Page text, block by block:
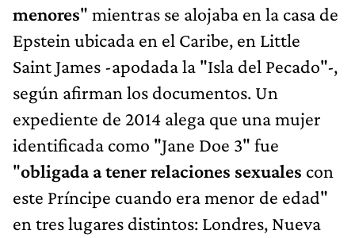
menores" mientras se alojaba en la casa de
Epstein ubicada en el Caribe, en Little
Saint James -apodada la "Isla del Pecado"-,
según afirman los documentos. Un
expediente de 2014 alega que una mujer
identificada como "Jane Doe 3" fue
"obligada a tener relaciones sexuales con
este Príncipe cuando era menor de edad"
en tres lugares distintos: Londres, Nueva